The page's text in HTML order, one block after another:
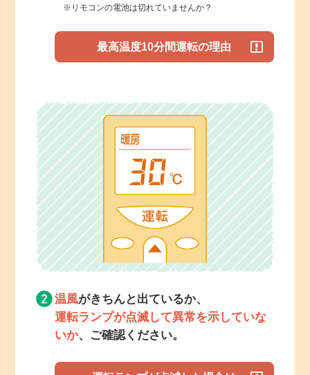
※リモコンの電池は切れていませんか？
最高温度10分間運転の理由
温風がきちんと出ているか、
運転ランプが点滅して異常を示していな
いか、ご確認ください。